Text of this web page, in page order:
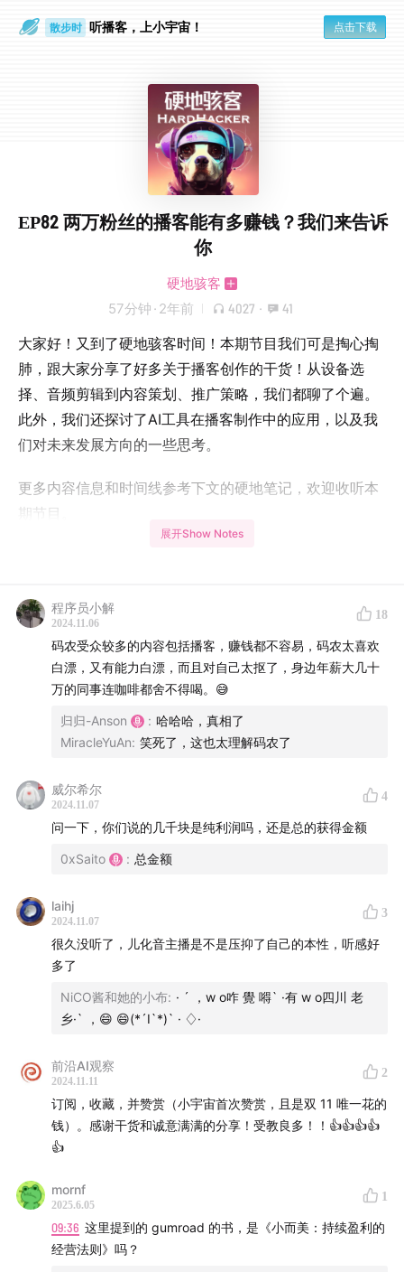
散步时 听播客，上小宇宙！ 点击下载
EP82 两万粉丝的播客能有多赚钱？我们来告诉
你
硬地骇客
57分钟 · 2年前 4027 · 41
大家好！又到了硬地骇客时间！本期节目我们可是掏心掏
肺，跟大家分享了好多关于播客创作的干货！从设备选
择、音频剪辑到内容策划、推广策略，我们都聊了个遍。
此外，我们还探讨了AI工具在播客制作中的应用，以及我
们对未来发展方向的一些思考。
更多内容信息和时间线参考下文的硬地笔记，欢迎收听本
期节目。
持续更新最大的鼓励！
Podwise.ai - Podcast knowledge at 10x speed 🚀
硬地笔记
展开Show Notes
程序员小解
2024.11.06
18
码农受众较多的内容包括播客，赚钱都不容易，码农太喜欢
白漂，又有能力白漂，而且对自己太抠了，身边年薪大几十
万的同事连咖啡都舍不得喝。😅
归归-Anson : 哈哈哈，真相了
MiracleYuAn: 笑死了，这也太理解码农了
威尔希尔
2024.11.07
4
问一下，你们说的几千块是纯利润吗，还是总的获得金额
0xSaito : 总金额
laihj
2024.11.07
3
很久没听了，儿化音主播是不是压抑了自己的本性，听感好
多了
NiCO酱和她的小布: · ´ ，w o咋 覺 嘚` ·有 w o四川 老
乡·` ，😄 😄(*´I`*)` · ♢·
前沿AI观察
2024.11.11
2
订阅，收藏，并赞赏（小宇宙首次赞赏，且是双 11 唯一花的
钱）。感谢干货和诚意满满的分享！受教良多！！👍👍👍👍
👍
mornf
2025.6.05
1
09:36 这里提到的 gumroad 的书，是《小而美：持续盈利的
经营法则》吗？